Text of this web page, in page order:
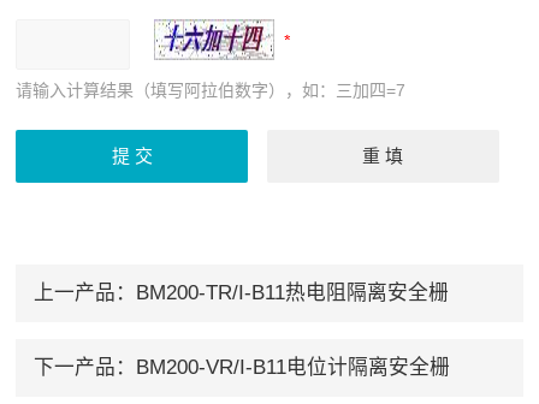
请输入计算结果（填写阿拉伯数字），如：三加四=7
上一产品： BM200-TR/I-B11热电阻隔离安全栅
下一产品： BM200-VR/I-B11电位计隔离安全栅